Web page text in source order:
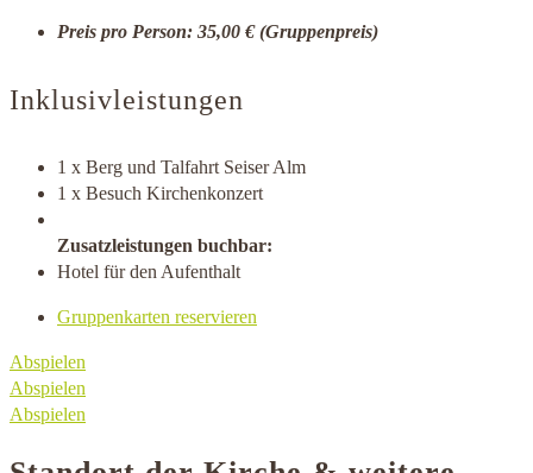
Preis pro Person: 35,00 € (Gruppenpreis)
Inklusivleistungen
1 x Berg und Talfahrt Seiser Alm
1 x Besuch Kirchenkonzert
Zusatzleistungen buchbar:
Hotel für den Aufenthalt
Gruppenkarten reservieren
Abspielen
Abspielen
Abspielen